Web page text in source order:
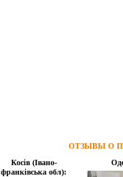
ОТЗЫВЫ О
Косів (Івано-
франківська обл):